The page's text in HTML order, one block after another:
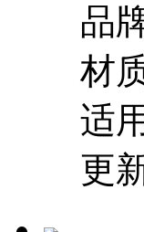
品
材
适
更